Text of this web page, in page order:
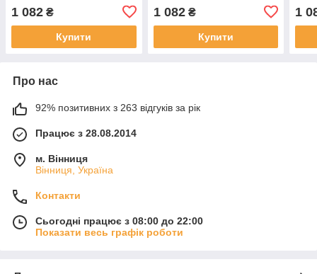
1 082 ₴
Купити
1 082₴
Купити
1
Про нас
92% позитивних з 263 відгуків за рік
Працює з 28.08.2014
м. Вінниця
Вінниця, Україна
Контакти
Сьогодні працює з 08:00 до 22:00
Показати весь графік роботи